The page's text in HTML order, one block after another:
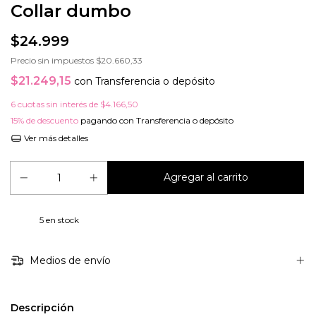
Collar dumbo
$24.999
Precio sin impuestos $20.660,33
$21.249,15 con Transferencia o depósito
6 cuotas sin interés de $4.166,50
15% de descuento pagando con Transferencia o depósito
Ver más detalles
5en stock
Medios de envío
Descripción